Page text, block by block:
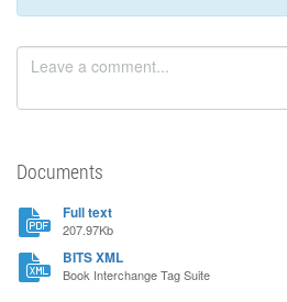
Documents
Full text
207.97Kb
BITS XML
Book Interchange Tag Suite